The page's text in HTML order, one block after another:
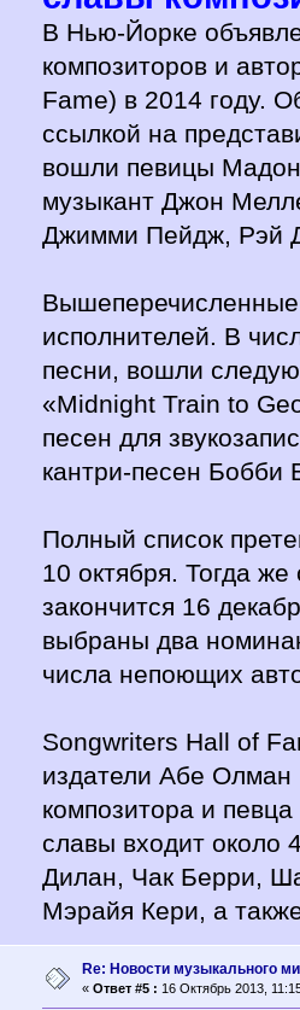
В Нью-Йорке
композиторов и
Fame) в 2014 году.
ссылкой на
вошли певицы
музыкант Джон
Джимми Пейдж, Рэй
Вышеперечисленные
исполнителей. В
песни, вошли
«Midnight Train to
песен для
кантри-песен Бобби
Полный список
10 октября. Тогда же
закончится 16
выбраны два
числа непоющих
Songwriters Hall of
издатели Абе Олман
композитора и
славы входит около
Дилан, Чак Берри,
Мэрайя Кери, а
Re: Новости музыкального
« Ответ #5 : 16 Октябрь 2013,